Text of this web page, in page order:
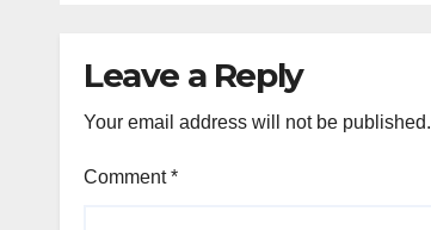
Leave a Reply
Your email address will not be published.
Comment*